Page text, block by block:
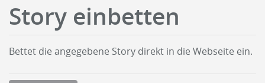
Story einbetten
Bettet die angegebene Story direkt in die Webseite ein.